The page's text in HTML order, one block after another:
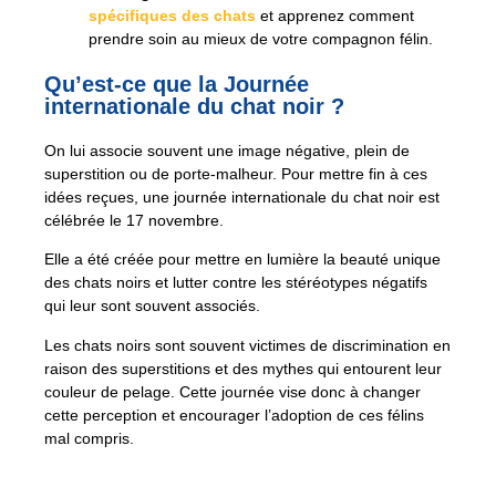
spécifiques des chats et apprenez comment
prendre soin au mieux de votre compagnon félin.
Qu’est-ce que la Journée
internationale du chat noir ?
On lui associe souvent une image négative, plein de
superstition ou de porte-malheur. Pour mettre fin à ces
idées reçues, une journée internationale du chat noir est
célébrée le 17 novembre.
Elle a été créée pour mettre en lumière la beauté unique
des chats noirs et lutter contre les stéréotypes négatifs
qui leur sont souvent associés.
Les chats noirs sont souvent victimes de discrimination en
raison des superstitions et des mythes qui entourent leur
couleur de pelage. Cette journée vise donc à changer
cette perception et encourager l’adoption de ces félins
mal compris.